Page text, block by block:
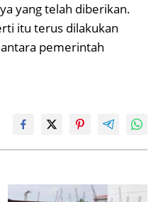
yang telah diberikan.
itu terus dilakukan
pemerintah